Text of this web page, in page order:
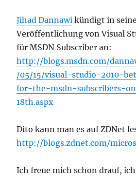
Jihad Dannawi kündigt in
Veröffentlichung von Visual
für MSDN Subscriber an:
http://blogs.msdn.com/
/05/15/visual-studio-2010-
for-the-msdn-subscribers-
18th.aspx
Dito kann man es auf ZDNet
http://blogs.zdnet.com/
Ich freue mich schon drauf,